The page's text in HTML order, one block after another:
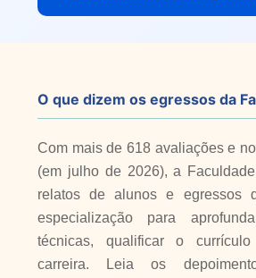
O que dizem os egressos da
Com mais de 618 avaliações e
(em julho de 2026), a
relatos de alunos e egressos
especialização para
técnicas, qualificar o
carreira. Leia os